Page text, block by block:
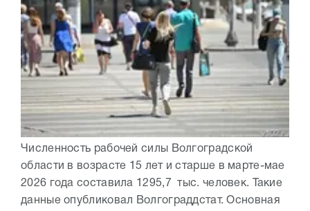
Численность рабочей силы Волгоградской
области в возрасте 15 лет и старше в марте-мае
2026 года составила 1295,7 тыс. человек. Такие
данные опубликовал Волгограддстат. Основная